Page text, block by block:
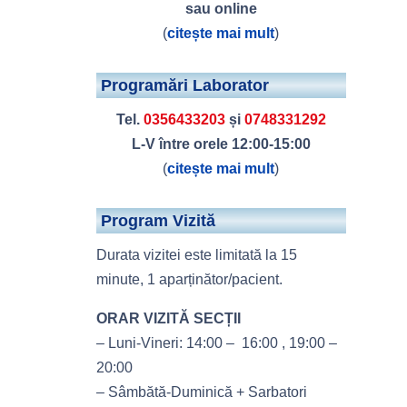
sau online
(citește mai mult)
Programări Laborator
Tel. 0356433203și 0748331292
L-V între orele 12:00-15:00
(citește mai mult)
Program Vizită
Durata vizitei este limitată la 15
minute, 1 aparținător/pacient.
ORAR VIZITĂ SECȚII
– Luni-Vineri: 14:00 – 16:00 , 19:00 –
20:00
– Sâmbătă-Duminică + Sarbatori